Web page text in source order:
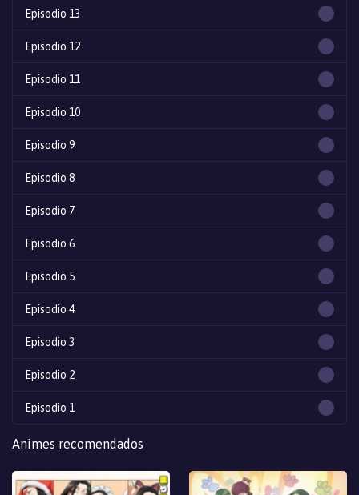
Episodio 13
Episodio 12
Episodio 11
Episodio 10
Episodio 9
Episodio 8
Episodio 7
Episodio 6
Episodio 5
Episodio 4
Episodio 3
Episodio 2
Episodio 1
Animes recomendados